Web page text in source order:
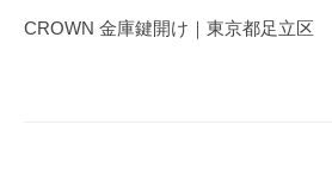
ゲ
CROWN 金庫鍵開け｜東京都足立区